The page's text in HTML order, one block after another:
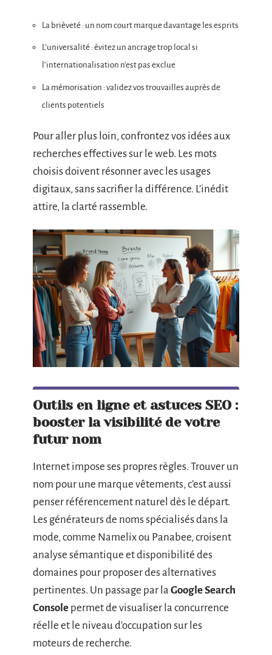
La brièveté : un nom court marque davantage les esprits
L’universalité : évitez un ancrage trop local si
l’internationalisation n’est pas exclue
La mémorisation : validez vos trouvailles auprès de
clients potentiels
Pour aller plus loin, confrontez vos idées aux
recherches effectives sur le web. Les mots
choisis doivent résonner avec les usages
digitaux, sans sacrifier la différence. L’inédit
attire, la clarté rassemble.
Outils en ligne et astuces SEO :
booster la visibilité de votre
futur nom
Internet impose ses propres règles. Trouver un
nom pour une marque vêtements, c’est aussi
penser référencement naturel dès le départ.
Les générateurs de noms spécialisés dans la
mode, comme Namelix ou Panabee, croisent
analyse sémantique et disponibilité des
domaines pour proposer des alternatives
pertinentes. Un passage par la Google Search
Console permet de visualiser la concurrence
réelle et le niveau d’occupation sur les
moteurs de recherche.